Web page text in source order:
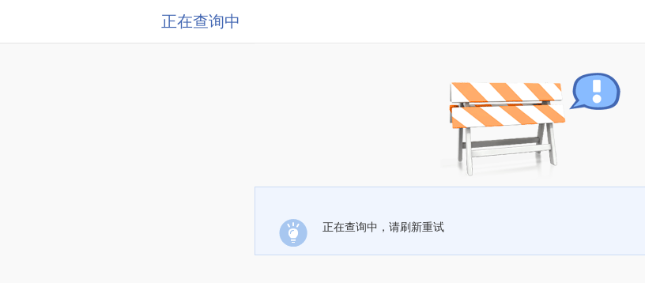
正在查询中
正在查询中，请刷新重试